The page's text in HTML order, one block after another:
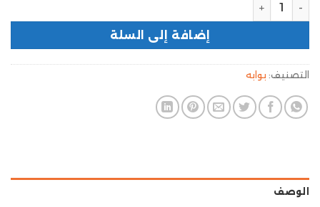
إضافة إلى السلة
التصنيف: بوابه
الوصف